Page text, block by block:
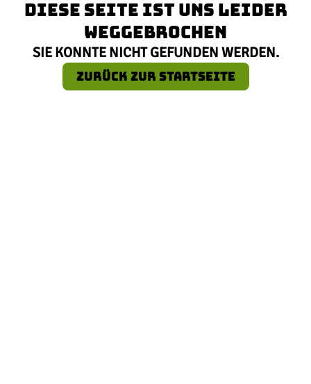
DIESE SEITE IST UNS LEIDER
WEGGEBROCHEN
SIE KONNTE NICHT GEFUNDEN WERDEN.
ZURÜCK ZUR STARTSEITE